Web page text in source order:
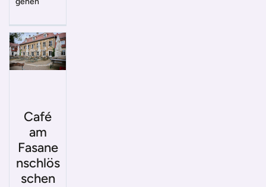
Café
am
Fasane
nschlös
schen